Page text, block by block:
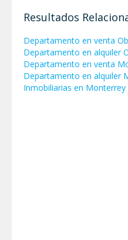
Resultados
Departamento en venta
Departamento en alquiler
Departamento en venta
Departamento en alquiler
Inmobiliarias en Monterrey